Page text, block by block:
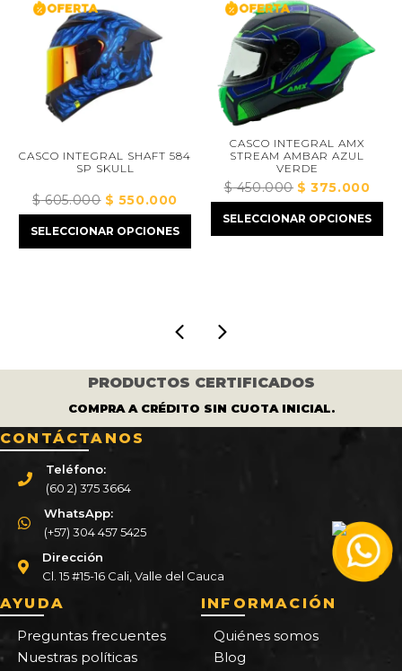
CASCO INTEGRAL SHAFT 584
SP SKULL
605.000El
precio
original
$ 550.000El
precio
actual
SELECCIONAR OPCIONES
CASCO INTEGRAL AMX
STREAM AMBAR AZUL
VERDE
450.000El
precio
original
$ 375.000El
precio
actual
SELECCIONAR OPCIONES
PRODUCTOS CERTIFICADOS
COMPRA A CRÉDITO SIN CUOTA INICIAL.
CONTÁCTANOS
Teléfono:
(60 2) 375 3664
WhatsApp:
(+57) 304 457 5425
Dirección
Cl. 15 #15-16 Cali, Valle del Cauca
AYUDA
Preguntas frecuentes
Nuestras políticas
INFORMACIÓN
Quiénes somos
Blog